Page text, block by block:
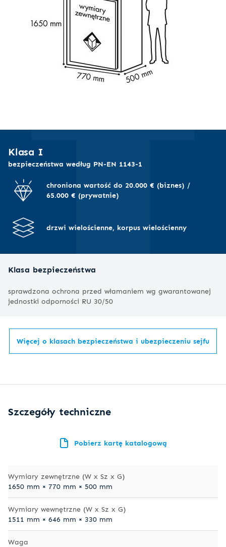
I
Klasa I
bezpieczeństwa według PN-EN 1143-1
chroniona wartość do 20.000 € (biznes) /
65.000 € (prywatnie)
drzwi wielościenne, korpus wielościenny
Klasa bezpieczeństwa
sprawdzona ochrona przed włamaniem wg gwarantowanej
jednostki odporności RU 30/50
Więcej o klasach bezpieczeństwa i ubezpieczeniu sejfu
Szczegóły techniczne
Pobierz kartę katalogową
Wymiary zewnętrzne (W x Sz x G)
1650 mm × 770 mm × 500 mm
Wymiary wewnętrzne (W x Sz x G)
1511 mm × 646 mm × 330 mm
Waga